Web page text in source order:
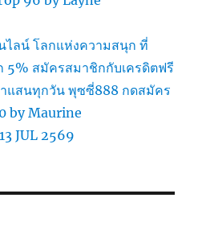
ไลน์ โลกแห่งความสนุก ที่
5% สมัครสมาชิกกับเครดิตฟรี
แสนทุกวัน พุซซี่888 กดสมัคร
by Maurine
JUL 2569